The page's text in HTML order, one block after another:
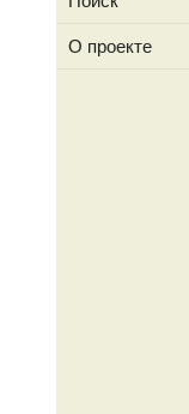
О проекте